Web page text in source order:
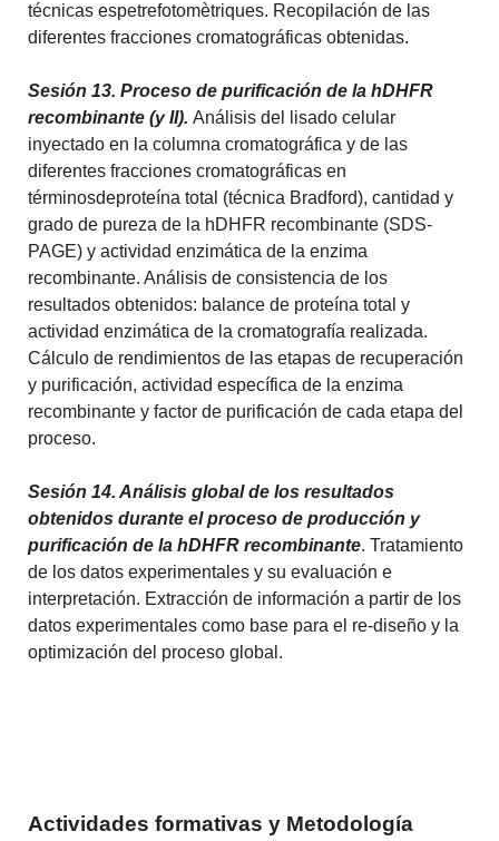
técnicas espetrefotomètriques. Recopilación de las
diferentes fracciones cromatográficas obtenidas.
Sesión 13. Proceso de purificación de la hDHFR
recombinante (y II). Análisis del lisado celular
inyectado en la columna cromatográfica y de las
diferentes fracciones cromatográficas en
términosdeproteína total (técnica Bradford), cantidad y
grado de pureza de la hDHFR recombinante (SDS-
PAGE) y actividad enzimática de la enzima
recombinante.Análisis de consistencia de los
resultados obtenidos: balance de proteína total y
actividad enzimática de la cromatografía realizada.
Cálculo de rendimientos de las etapas de recuperación
y purificación, actividad específica de la enzima
recombinante y factor de purificación de cada etapa del
proceso.
Sesión 14. Análisis global de los resultados
obtenidos durante el proceso de producción y
purificación de la hDHFR recombinante.Tratamiento
de los datos experimentales y su evaluación e
interpretación. Extracción de información a partir de los
datos experimentales como base para el re-diseño y la
optimización del proceso global.
Actividades formativas y Metodología